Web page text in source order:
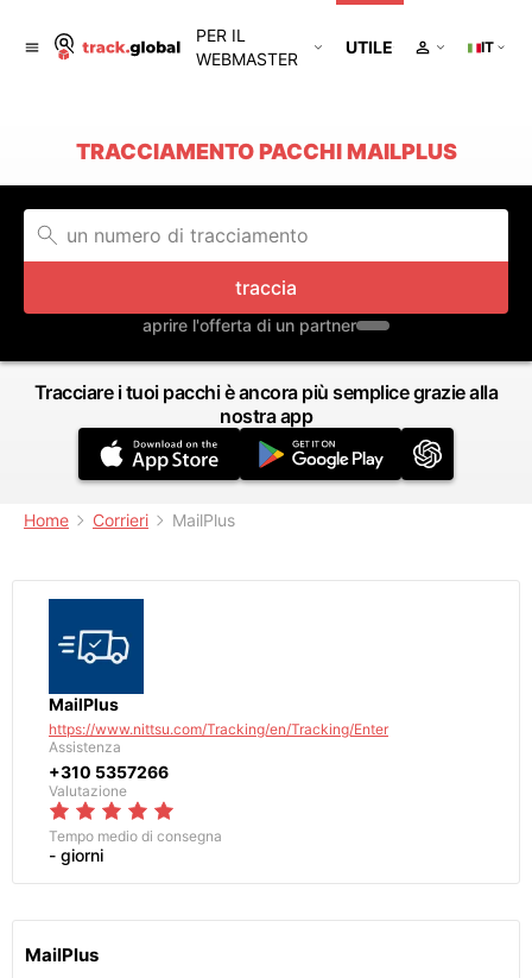
PER IL
WEBMASTER
UTILE IT
TRACCIAMENTO PACCHI MAILPLUS
traccia
aprire l'offerta di un partner
Tracciare i tuoi pacchi è ancora più semplice grazie alla
nostra app
Home Corrieri MailPlus
MailPlus
https://www.nittsu.com/Tracking/en/Tracking/Enter
Assistenza
+310 5357266
Valutazione
Tempo medio di consegna
- giorni
MailPlus